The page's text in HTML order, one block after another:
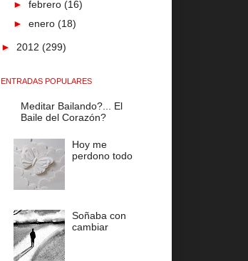
► febrero (16)
► enero (18)
► 2012 (299)
ENTRADAS POPULARES
Meditar Bailando?... El
Baile del Corazón?
Hoy me
perdono todo
Soñaba con
cambiar